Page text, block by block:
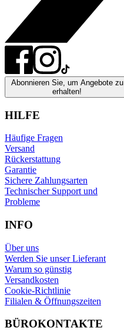
Abonnieren Sie, um Angebote zu
erhalten!
HILFE
Häufige Fragen
Versand
Rückerstattung
Garantie
Sichere Zahlungsarten
Technischer Support und
Probleme
INFO
Über uns
Werden Sie unser Lieferant
Warum so günstig
Versandkosten
Cookie-Richtlinie
Filialen & Öffnungszeiten
BÜROKONTAKTE